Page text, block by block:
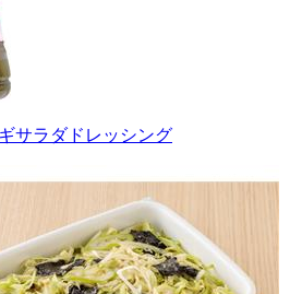
サラダドレッシング